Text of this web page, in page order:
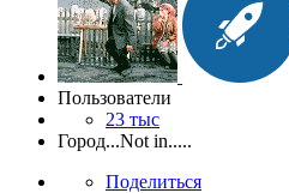
Пользователи
23 тыс
Город...Not in.....
Поделиться